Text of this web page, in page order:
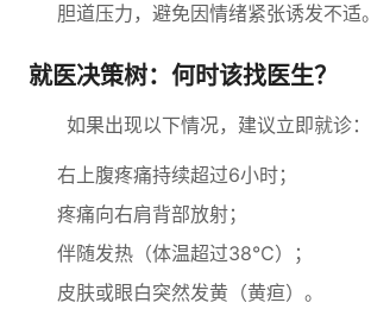
胆道压力，避免因情绪紧张诱发不适。
就医决策树：何时该找医生？
如果出现以下情况，建议立即就诊：
右上腹疼痛持续超过6小时；
疼痛向右肩背部放射；
伴随发热（体温超过38℃）；
皮肤或眼白突然发黄（黄疸）。